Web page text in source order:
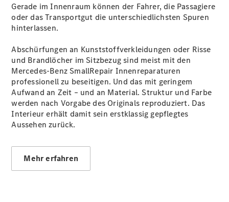
Übersicht
Digitale
Extras
Van Uptime
Monitor
Onboard
Benz
Gerade im Innenraum können der Fahrer, die Passagiere
oder das Transportgut die unterschiedlichsten Spuren
hinterlassen.
Abschürfungen an Kunststoffverkleidungen oder Risse
und Brandlöcher im Sitzbezug sind meist mit den
Mercedes-Benz SmallRepair Innenreparaturen
professionell zu beseitigen. Und das mit geringem
Aufwand an Zeit – und an Material. Struktur und Farbe
werden nach Vorgabe des Originals reproduziert. Das
Interieur erhält damit sein erstklassig gepflegtes
Aussehen zurück.
Mehr erfahren